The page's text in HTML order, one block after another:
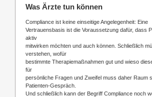
Was Ärzte tun können
Compliance ist keine einseitige Angelegenheit: Eine
Vertrauensbasis ist die Voraussetzung dafür, dass
aktiv
mitwirken möchten und auch können. Schließlich
verstehen, wofür
bestimmte Therapiemaßnahmen gut und wieso
für
persönliche Fragen und Zweifel muss daher Raum
Patienten-Gespräch.
Und schließlich kann der Begriff Compliance noch